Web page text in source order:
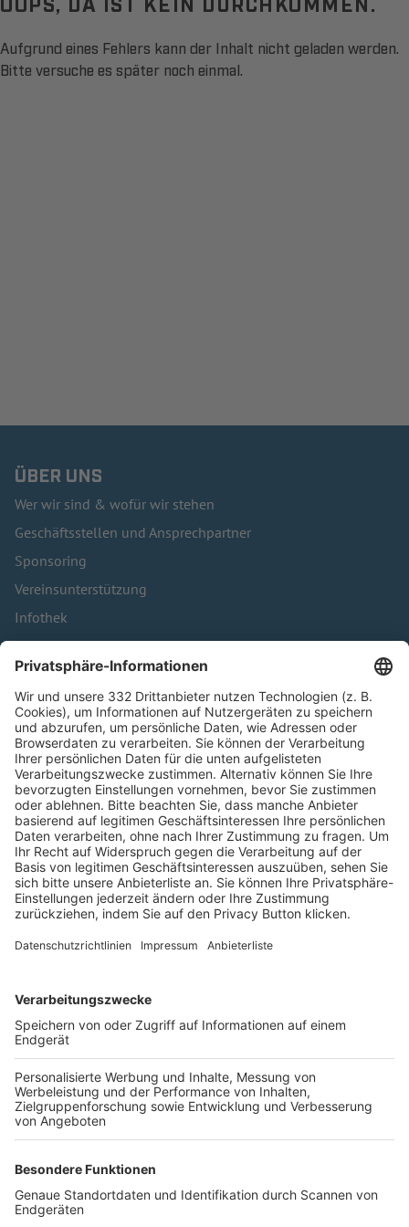
Aufgrund eines Fehlers kann der Inhalt nicht geladen werden.
Bitte versuche es später noch einmal.
ÜBER UNS
Wer wir sind & wofür wir stehen
Geschäftsstellen und Ansprechpartner
Sponsoring
Vereinsunterstützung
Infothek
Kontakt
HÄUFIG BESUCHTE SEITEN
Pässe und Vereinswechsel
Trainerausbildung
Schulungsangebot Vereinsmitarbeiter
BFV-Geschäftsstellen
Trainerbörse
Login SpielPlus
FOLGE DEM BFV
TOP-VEREINE
TOP-PARTNER